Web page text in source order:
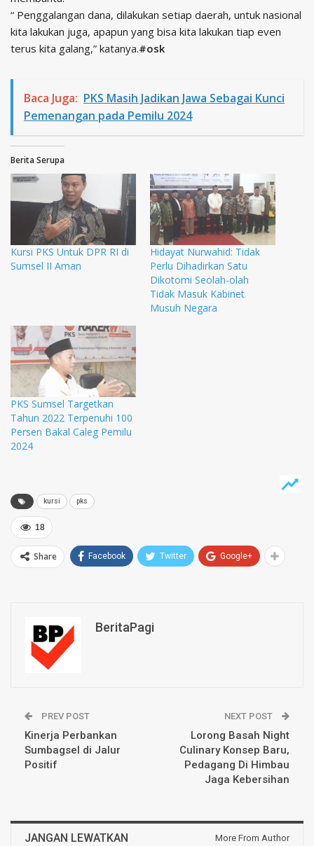
“ Penggalangan dana, dilakukan setiap daerah, untuk nasional
kita lakukan juga, apapun yang bisa kita lakukan tiap even
terus kita galang,” katanya.#osk
Baca Juga: PKS Masih Jadikan Jawa Sebagai Kunci
Pemenangan pada Pemilu 2024
Berita Serupa
Kursi PKS Untuk DPR RI di
Sumsel II Aman
Hidayat Nurwahid: Tidak
Perlu Dihadirkan Satu
Dikotomi Seolah-olah
Tidak Masuk Kabinet
Musuh Negara
PKS Sumsel Targetkan
Tahun 2022 Terpenuhi 100
Persen Bakal Caleg Pemilu
2024
kursi pks
18
Share Facebook Twitter Google+
BeritaPagi
PREV POST
Kinerja Perbankan
Sumbagsel di Jalur
Positif
NEXT POST
Lorong Basah Night
Culinary Konsep Baru,
Pedagang Di Himbau
Jaga Kebersihan
JANGAN LEWATKAN More From Author